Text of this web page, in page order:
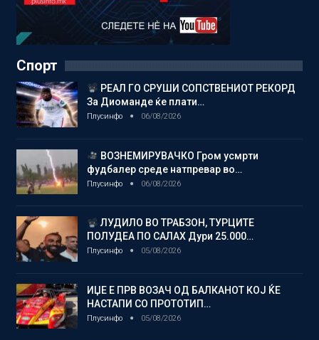
Спорт
РЕАЛ ГО СРУШИ СОПСТВЕНИОТ РЕКОРД
За Диоманде ќе плати…
Плусинфо 06/08/2026
ВОЗНЕМИРУВАЧКО Гром усмрти
фудбалер среде натпревар во…
Плусинфо 06/08/2026
ЛУДИЛО ВО ТРАБЗОН, ТУРЦИТЕ
ПОЛУДЕА ПО САЛАХ Дури 25.000…
Плусинфо 05/08/2026
ИЏЕ Е ПРВ ВОЗАЧ ОД БАЛКАНОТ КОЈ ЌЕ
НАСТАПИ СО ПРОТОТИП…
Плусинфо 05/08/2026